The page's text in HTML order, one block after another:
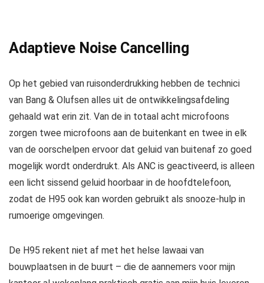
Adaptieve Noise Cancelling
Op het gebied van ruisonderdrukking hebben de technici
van Bang & Olufsen alles uit de ontwikkelingsafdeling
gehaald wat erin zit. Van de in totaal acht microfoons
zorgen twee microfoons aan de buitenkant en twee in elk
van de oorschelpen ervoor dat geluid van buitenaf zo goed
mogelijk wordt onderdrukt. Als ANC is geactiveerd, is alleen
een licht sissend geluid hoorbaar in de hoofdtelefoon,
zodat de H95 ook kan worden gebruikt als snooze-hulp in
rumoerige omgevingen.
De H95 rekent niet af met het helse lawaai van
bouwplaatsen in de buurt – die de aannemers voor mijn